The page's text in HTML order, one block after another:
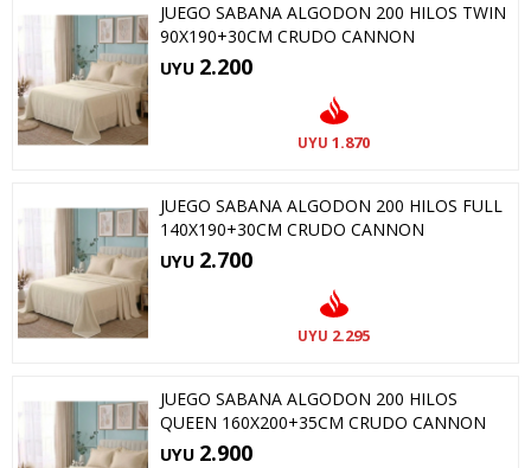
JUEGO SABANA ALGODON 200 HILOS TWIN
90X190+30CM CRUDO CANNON
UYU 2.200
UYU 1.870
JUEGO SABANA ALGODON 200 HILOS FULL
140X190+30CM CRUDO CANNON
UYU 2.700
UYU 2.295
JUEGO SABANA ALGODON 200 HILOS
QUEEN 160X200+35CM CRUDO CANNON
UYU 2.900